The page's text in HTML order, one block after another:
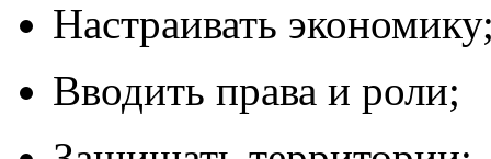
Настраивать
Вводить права и роли;